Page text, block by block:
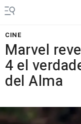
CINE
Marvel
4 el
del Alma